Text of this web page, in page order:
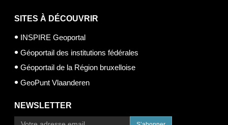
SITES À DÉCOUVRIR
INSPIRE Geoportal
Géoportail des institutions fédérales
Géoportail de la Région bruxelloise
GeoPunt Vlaanderen
NEWSLETTER